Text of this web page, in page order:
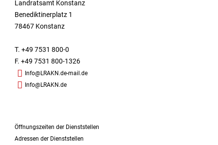
Landratsamt Konstanz
Benediktinerplatz 1
78467 Konstanz
T. +49 7531 800-0
F. +49 7531 800-1326
Info@LRAKN.de-mail.de
Info@LRAKN.de
Öffnungszeiten der Dienststellen
Adressen der Dienststellen